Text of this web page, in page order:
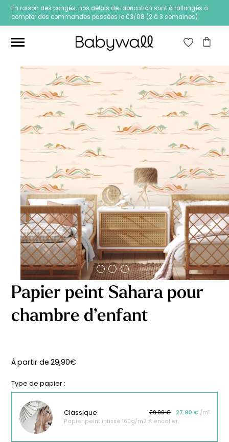
En raison des congés, nos délais de fabrication sont à rallongés à
compter des commandes passées le 03/08 (2 à 3 semaines)
Ces articles peuvent aussi vous intéresser
Papier peint Fleurs
délicates
À partir
de
29,90€
Papier peint jungle
beige
À partir
de
29,90€
Papier peint Sahara pour
chambre d’enfant
À partir de29,90€
Type de papier :
Classique 29.90 € 27.90 € /m²
Papier peint intissé 160g/m2 A encoller.